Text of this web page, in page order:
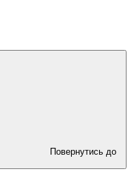
Повернутись до